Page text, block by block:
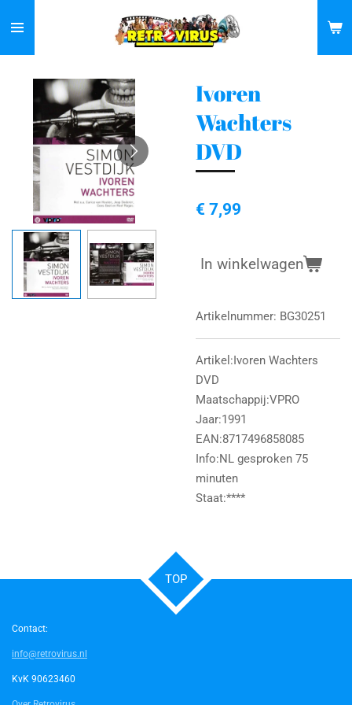
direct
naar
hoofdinhoud
Ivoren
Wachters
DVD
€ 7,99
In winkelwagen
Artikelnummer: BG30251
Artikel:Ivoren Wachters
DVD
Maatschappij:VPRO
Jaar:1991
EAN:8717496858085
Info:NL gesproken 75
minuten
Staat:****
TOP
Contact:
info@retrovirus.nl
KvK 90623460